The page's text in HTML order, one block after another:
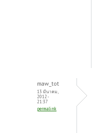
maw_tot
13 มีนาคม,
2012 -
21:37
permalink